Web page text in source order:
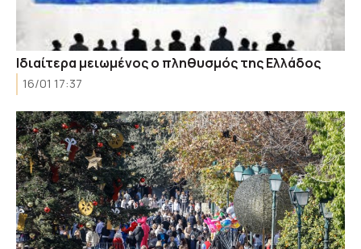
Ιδιαίτερα μειωμένος ο πληθυσμός της Ελλάδος
16/01 17:37